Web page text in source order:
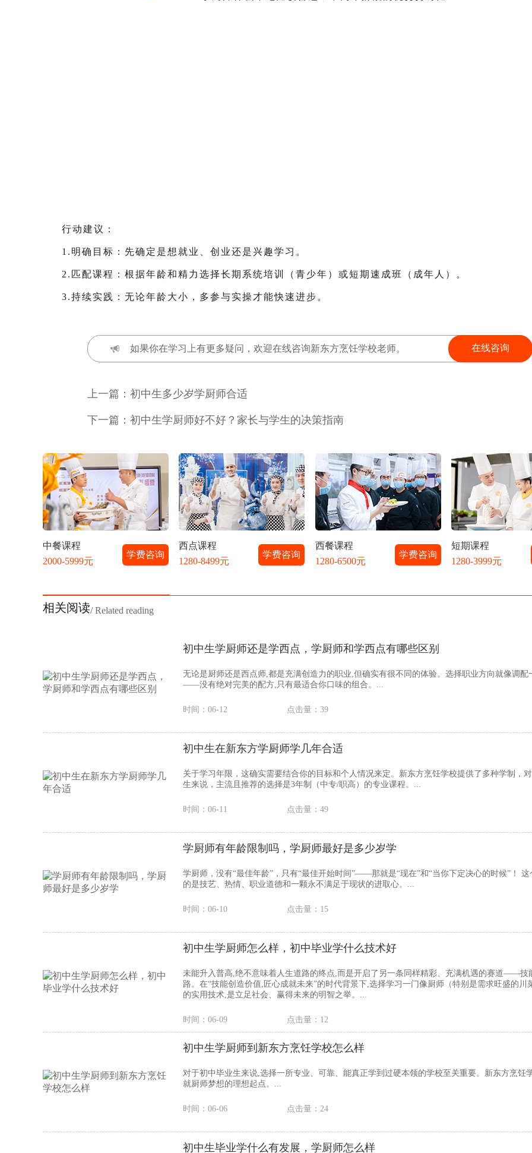
行动建议：
1.明确目标：先确定是想就业、创业还是兴趣学习。
2.匹配课程：根据年龄和精力选择长期系统培训（青少年）或短期速成班（成年人）。
3.持续实践：无论年龄大小，多参与实操才能快速进步。
如果你在学习上有更多疑问，欢迎在线咨询新东方烹饪学校老师。 在线咨询
上一篇： 初中生多少岁学厨师合适
下一篇： 初中生学厨师好不好？家长与学生的决策指南
中餐课程
2000-5999元
学费咨询
西点课程
1280-8499元
学费咨询
西餐课程
1280-6500元
学费咨询
短期课程
1280-3999元
相关阅读/ Related reading
初中生学厨师还是学西点，学厨师和学西点有哪些区别
无论是厨师还是西点师,都是充满创造力的职业,但确实有很不同的体验。选择职业方向就像调配
——没有绝对完美的配方,只有最适合你口味的组合。...
时间：06-12 点击量：39
初中生在新东方学厨师学几年合适
关于学习年限，这确实需要结合你的目标和个人情况来定。新东方烹饪学校提供了多种学制，
生来说，主流且推荐的选择是3年制（中专/职高）的专业课程。...
时间：06-11 点击量：49
学厨师有年龄限制吗，学厨师最好是多少岁学
学厨师，没有“最佳年龄”，只有“最佳开始时间”——那就是“现在”和“当你下定决心的时候”！ 这
的是技艺、热情、职业道德和一颗永不满足于现状的进取心。...
时间：06-10 点击量：15
初中生学厨师怎么样，初中毕业学什么技术好
未能升入普高,绝不意味着人生道路的终点,而是开启了另一条同样精彩、充满机遇的赛道——技
路。在“技能创造价值,匠心成就未来”的时代背景下,选择学习一门像厨师（特别是需求旺盛的川
的实用技术,是立足社会、赢得未来的明智之举。...
时间：06-09 点击量：12
初中生学厨师到新东方烹饪学校怎么样
对于初中毕业生来说,选择一所专业、可靠、能真正学到过硬本领的学校至关重要。新东方烹饪
就厨师梦想的理想起点。...
时间：06-06 点击量：24
初中生毕业学什么有发展，学厨师怎么样